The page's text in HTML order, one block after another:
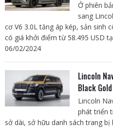
Ở phiên
sang
cơ V6 3.0L tăng áp kép, sản sinh
có giá khởi điểm từ 58.495 USD
06/02/2024
Lincoln
Black
Lincoln
phát triển
sở dài, sở hữu danh sách trang